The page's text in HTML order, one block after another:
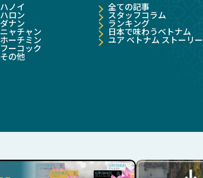
ハノイ
ハロン
ダナン
ニャチャン
ホーチミン
フーコック
その他
全ての記事
スタッフコラム
ランキング
日本で味わうベトナム
ユア ベトナム ストーリー